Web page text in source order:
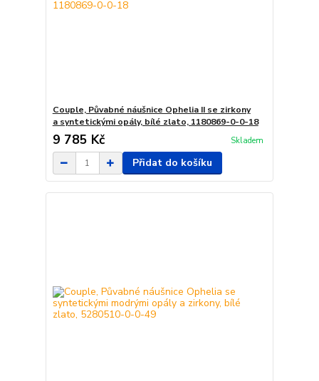
Couple, Půvabné náušnice Ophelia II se zirkony
a syntetickými opály, bílé zlato, 1180869-0-0-18
9 785 Kč Skladem
Přidat do košíku